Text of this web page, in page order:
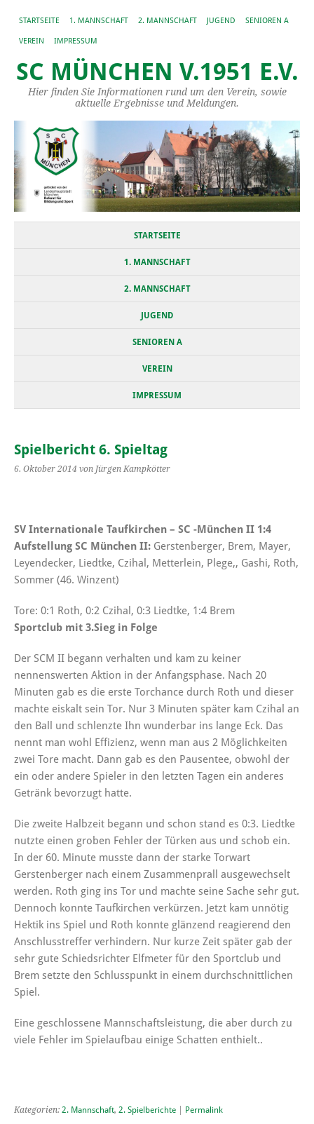
STARTSEITE 1. MANNSCHAFT 2. MANNSCHAFT JUGEND SENIOREN A
VEREIN IMPRESSUM
SC MÜNCHEN V.1951 E.V.
Hier finden Sie Informationen rund um den Verein, sowie
aktuelle Ergebnisse und Meldungen.
STARTSEITE
1. MANNSCHAFT
2. MANNSCHAFT
JUGEND
SENIOREN A
VEREIN
IMPRESSUM
Spielbericht 6. Spieltag
6. Oktober 2014 von Jürgen Kampkötter
SV Internationale Taufkirchen – SC -München II 1:4
Aufstellung SC München II: Gerstenberger, Brem, Mayer,
Leyendecker, Liedtke, Czihal, Metterlein, Plege,, Gashi, Roth,
Sommer (46. Winzent)
Tore: 0:1 Roth, 0:2 Czihal, 0:3 Liedtke, 1:4 Brem
Sportclub mit 3.Sieg in Folge
Der SCM II begann verhalten und kam zu keiner
nennenswerten Aktion in der Anfangsphase. Nach 20
Minuten gab es die erste Torchance durch Roth und dieser
machte eiskalt sein Tor. Nur 3 Minuten später kam Czihal an
den Ball und schlenzte Ihn wunderbar ins lange Eck. Das
nennt man wohl Effizienz, wenn man aus 2 Möglichkeiten
zwei Tore macht. Dann gab es den Pausentee, obwohl der
ein oder andere Spieler in den letzten Tagen ein anderes
Getränk bevorzugt hatte.
Die zweite Halbzeit begann und schon stand es 0:3. Liedtke
nutzte einen groben Fehler der Türken aus und schob ein.
In der 60. Minute musste dann der starke Torwart
Gerstenberger nach einem Zusammenprall ausgewechselt
werden. Roth ging ins Tor und machte seine Sache sehr gut.
Dennoch konnte Taufkirchen verkürzen. Jetzt kam unnötig
Hektik ins Spiel und Roth konnte glänzend reagierend den
Anschlusstreffer verhindern. Nur kurze Zeit später gab der
sehr gute Schiedsrichter Elfmeter für den Sportclub und
Brem setzte den Schlusspunkt in einem durchschnittlichen
Spiel.
Eine geschlossene Mannschaftsleistung, die aber durch zu
viele Fehler im Spielaufbau einige Schatten enthielt..
Kategorien: 2. Mannschaft, 2. Spielberichte Permalink